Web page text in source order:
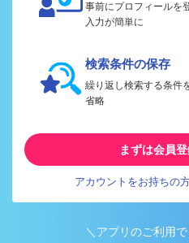
事前にプロフィールを
入力が簡単に
検索条件の保存
繰り返し検索する条件
省略
まずは会員登
アカウントをお持ちの
＼アプリのご利用